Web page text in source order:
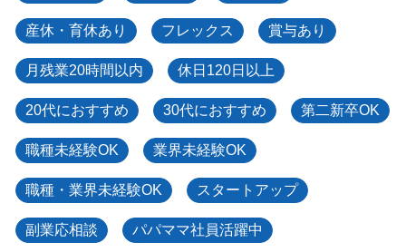
産休・育休あり フレックス 賞与あり
月残業20時間以内 休日120日以上
20代におすすめ 30代におすすめ 第二新卒OK
職種未経験OK 業界未経験OK
職種・業界未経験OK スタートアップ
副業応相談 パパママ社員活躍中